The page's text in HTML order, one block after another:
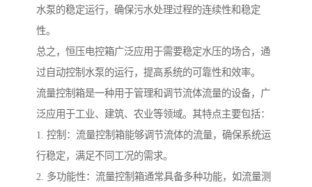
水泵的稳定运行，确保污水处理过程的连续性和稳定
性。
总之，恒压电控箱广泛应用于需要稳定水压的场合，通
过自动控制水泵的运行，提高系统的可靠性和效率。
流量控制箱是一种用于管理和调节流体流量的设备，广
泛应用于工业、建筑、农业等领域。其特点主要包括：
1. 控制：流量控制箱能够调节流体的流量，确保系统运
行稳定，满足不同工况的需求。
2. 多功能性：流量控制箱通常具备多种功能，如流量测